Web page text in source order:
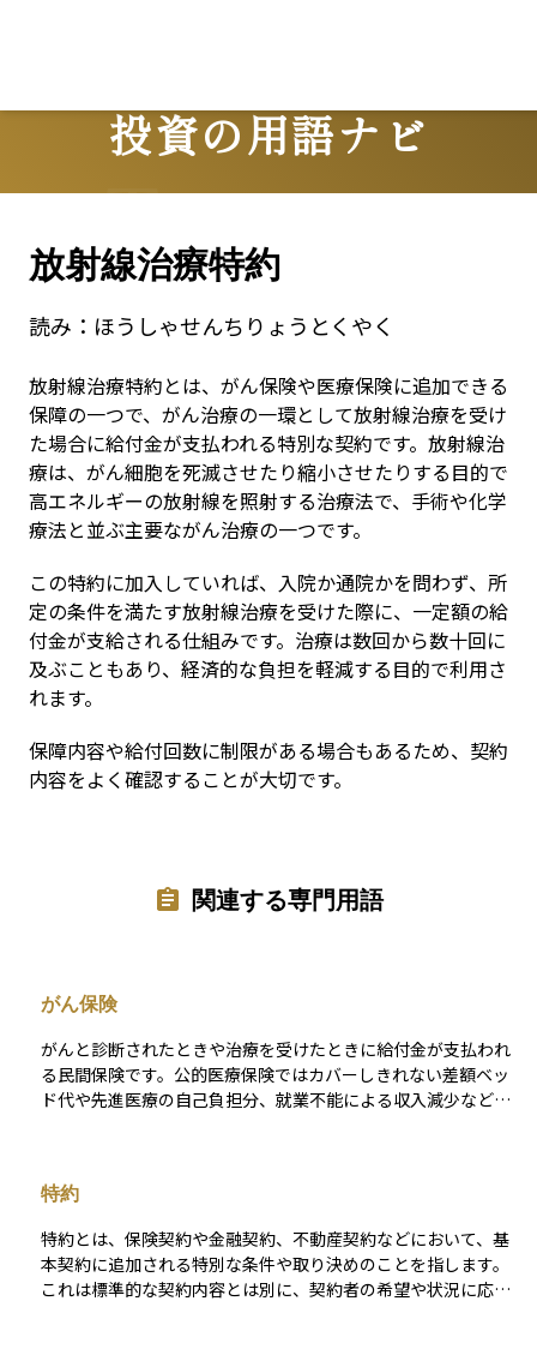
投資の用語ナビ
Terms
放射線治療特約
読み： ほうしゃせんちりょうとくやく
放射線治療特約とは、がん保険や医療保険に追加できる
保障の一つで、がん治療の一環として放射線治療を受け
た場合に給付金が支払われる特別な契約です。放射線治
療は、がん細胞を死滅させたり縮小させたりする目的で
高エネルギーの放射線を照射する治療法で、手術や化学
療法と並ぶ主要ながん治療の一つです。
この特約に加入していれば、入院か通院かを問わず、所
定の条件を満たす放射線治療を受けた際に、一定額の給
付金が支給される仕組みです。治療は数回から数十回に
及ぶこともあり、経済的な負担を軽減する目的で利用さ
れます。
保障内容や給付回数に制限がある場合もあるため、契約
内容をよく確認することが大切です。
関連する専門用語
がん保険
がんと診断されたときや治療を受けたときに給付金が支払われ
る民間保険です。公的医療保険ではカバーしきれない差額ベッ
ド代や先進医療の自己負担分、就業不能による収入減少など、
よって保険料が決まります。 更新型と終身型があり、更新型は
一定年齢で保険料が上がる一方、終身型は加入時の保険料が一
生続くため、長期的な負担の見通しを立てることが大切です。
がん治療は医療技術の進歩で入院期間が短くなり通院や薬物療
法が中心になる傾向があるため、保障内容が現在の治療実態に
特約
特約とは、保険契約や金融契約、不動産契約などにおいて、基
本契約に追加される特別な条件や取り決めのことを指します。
これは標準的な契約内容とは別に、契約者の希望や状況に応じ